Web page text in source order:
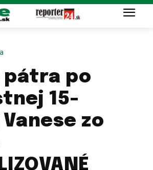
pátra po
15-
zo